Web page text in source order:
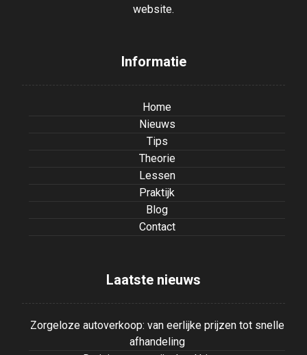
website.
Informatie
Home
Nieuws
Tips
Theorie
Lessen
Praktijk
Blog
Contact
Laatste nieuws
Zorgeloze autoverkoop: van eerlijke prijzen tot snelle
afhandeling